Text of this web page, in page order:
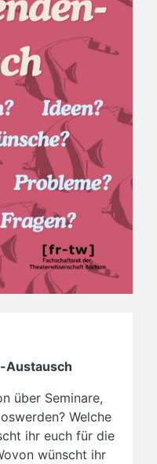
Austausch
über Seminare,
Welche
ihr euch für die
wünscht ihr